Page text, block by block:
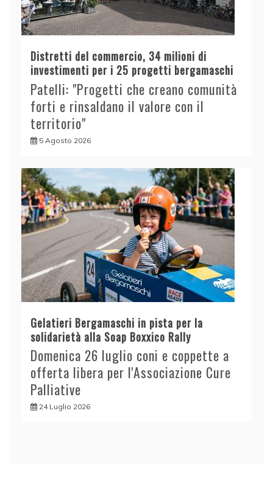
Distretti del commercio, 34 milioni di
investimenti per i 25 progetti bergamaschi
Patelli: "Progetti che creano comunità
forti e rinsaldano il valore con il
territorio"
5 Agosto 2026
Gelatieri Bergamaschi in pista per la
solidarietà alla Soap Boxxico Rally
Domenica 26 luglio coni e coppette a
offerta libera per l'Associazione Cure
Palliative
24 Luglio 2026